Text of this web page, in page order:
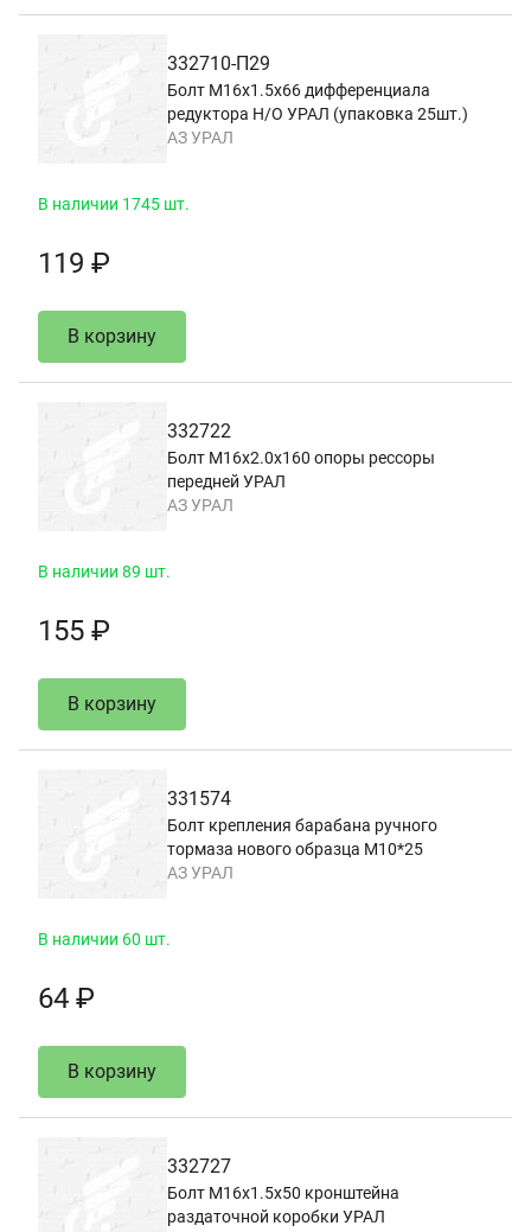
332710-П29
Болт М16х1.5х66 дифференциала
редуктора Н/О УРАЛ (упаковка 25шт.)
АЗ УРАЛ
В наличии 1745 шт.
119 ₽
В корзину
332722
Болт М16х2.0х160 опоры рессоры
передней УРАЛ
АЗ УРАЛ
В наличии 89 шт.
155 ₽
В корзину
331574
Болт крепления барабана ручного
тормаза нового образца М10*25
АЗ УРАЛ
В наличии 60 шт.
64 ₽
В корзину
332727
Болт М16х1.5х50 кронштейна
раздаточной коробки УРАЛ